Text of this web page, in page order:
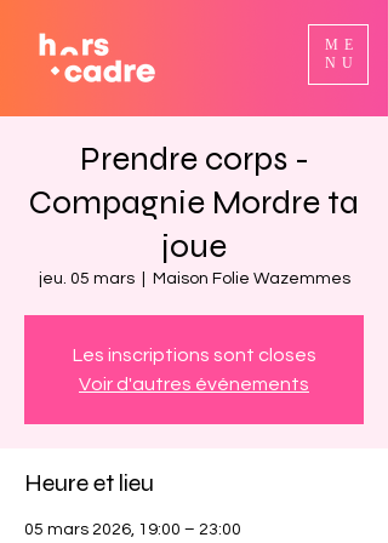
ME
NU
Prendre corps -
Compagnie Mordre ta
joue
jeu. 05 mars
  |
Maison Folie Wazemmes
Les inscriptions sont closes
Voir d'autres événements
Heure et lieu
05 mars 2026, 19:00 – 23:00